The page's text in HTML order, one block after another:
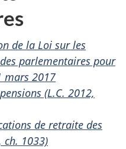
de la Loi sur les
parlementaires pour
mars 2017
(L.C. 2012,
de retraite des
ch. 1033)